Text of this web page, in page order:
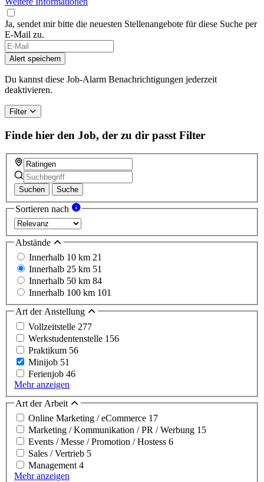
Ja, sendet mir bitte die neuesten Stellenangebote für diese Suche per
E-Mail zu.
If
you
are
a
human,
this
field
Alert speichern
Du kannst diese Job-Alarm Benachrichtigungen jederzeit
deaktivieren.
Filter
Finde hier den Job, der zu dir passt Filter
Suchen Suche
Sortieren nach
Abstände
Innerhalb 10 km 21
Innerhalb 25 km 51
Innerhalb 50 km 84
Innerhalb 100 km 101
Art der Anstellung
Vollzeitstelle 277
Werkstudentenstelle 156
Praktikum 56
Minijob 51
Ferienjob 46
Mehr anzeigen
Art der Arbeit
Online Marketing / eCommerce 17
Marketing / Kommunikation / PR / Werbung 15
Events / Messe / Promotion / Hostess 6
Sales / Vertrieb 5
Management4
Mehr anzeigen